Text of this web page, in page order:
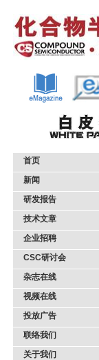
首页
新闻
研发报告
技术文章
企业招聘
CSC研讨会
杂志在线
视频在线
投放广告
联络我们
关于我们